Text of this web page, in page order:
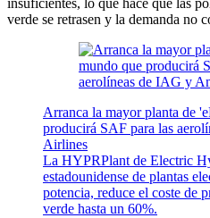
insuficientes, lo que hace que las
verde se retrasen y la demanda no
Arranca la mayor planta de
producirá SAF para las
Airlines
La HYPRPlant de Electric
estadounidense de plantas
potencia, reduce el coste de
verde hasta un 60%.